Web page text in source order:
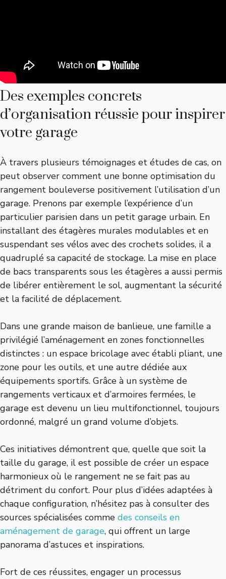
Des exemples concrets
d’organisation réussie pour inspirer
votre garage
À travers plusieurs témoignages et études de cas, on
peut observer comment une bonne optimisation du
rangement bouleverse positivement l’utilisation d’un
garage. Prenons par exemple l’expérience d’un
particulier parisien dans un petit garage urbain. En
installant des étagères murales modulables et en
suspendant ses vélos avec des crochets solides, il a
quadruplé sa capacité de stockage. La mise en place
de bacs transparents sous les étagères a aussi permis
de libérer entièrement le sol, augmentant la sécurité
et la facilité de déplacement.
Dans une grande maison de banlieue, une famille a
privilégié l’aménagement en zones fonctionnelles
distinctes : un espace bricolage avec établi pliant, une
zone pour les outils, et une autre dédiée aux
équipements sportifs. Grâce à un système de
rangements verticaux et d’armoires fermées, le
garage est devenu un lieu multifonctionnel, toujours
ordonné, malgré un grand volume d’objets.
Ces initiatives démontrent que, quelle que soit la
taille du garage, il est possible de créer un espace
harmonieux où le rangement ne se fait pas au
détriment du confort. Pour plus d’idées adaptées à
chaque configuration, n’hésitez pas à consulter des
sources spécialisées comme des conseils en
aménagement de garage, qui offrent un large
panorama d’astuces et inspirations.
Fort de ces réussites, engager un processus